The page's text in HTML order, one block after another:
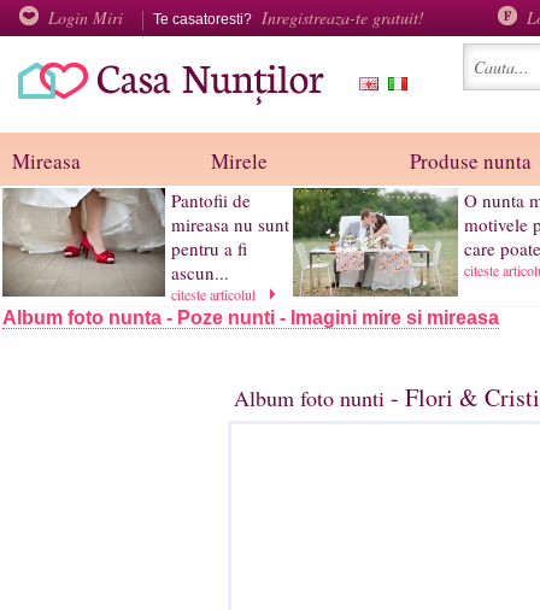
Login Miri Te casatoresti? Inregistreaza-te gratuit!
Mireasa Mirele Produse nunta
Pantofii de
mireasa nu sunt
pentru a fi
ascun...
citeste articolul
O nunta
motivele
care
citeste
Album foto nunta - Poze nunti - Imagini mire si mireasa
Album foto nunti - Flori &